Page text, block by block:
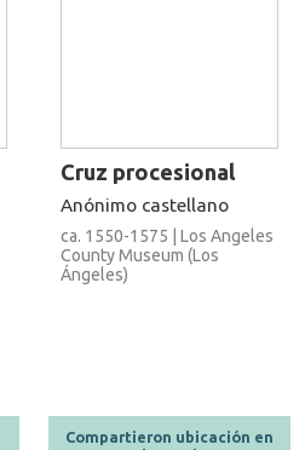
Cruz procesional
Anónimo castellano
ca. 1550-1575 | Los Angeles
County Museum (Los
Ángeles)
Compartieron ubicación en